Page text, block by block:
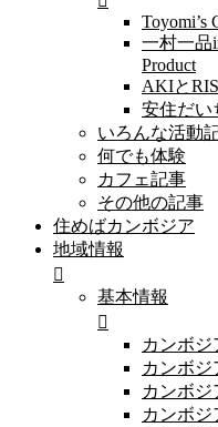
Toyomi’s
一村一品
Product
AKIと
安住だい
いろんな活動
何でも体験
カフェ記事
その他の記事
住めばカンボジア
地域情報
基本情報
カンボ
カンボ
カンボ
カンボ